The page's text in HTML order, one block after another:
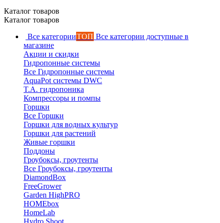
Каталог товаров
Каталог товаров
Все категорииТОП Все категории доступные в
магазине
Акции и скидки
Гидропонные системы
Все Гидропонные системы
AquaPot системы DWC
T.A. гидропоника
Компрессоры и помпы
Горшки
Все Горшки
Горшки для водных культур
Горшки для растений
Живые горшки
Поддоны
Гроубоксы, гроутенты
Все Гроубоксы, гроутенты
DiamondBox
FreeGrower
Garden HighPRO
HOMEbox
HomeLab
Hydro Shoot